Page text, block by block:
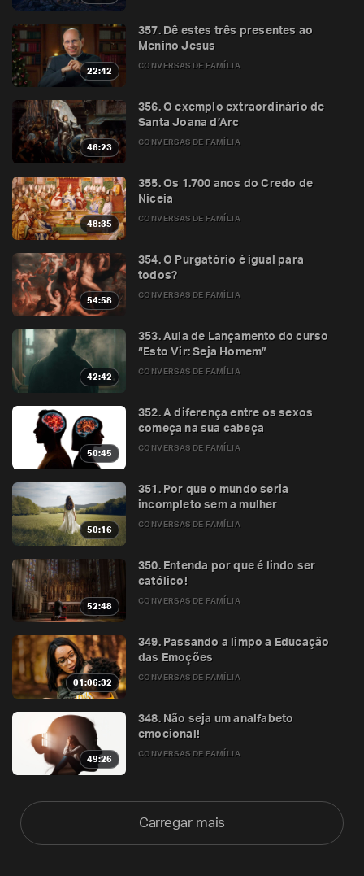
22:42
357. Dê estes três presentes ao
Menino Jesus
CONVERSAS DE FAMÍLIA
46:23
356. O exemplo extraordinário de
Santa Joana d’Arc
CONVERSAS DE FAMÍLIA
48:35
355. Os 1.700 anos do Credo de
Niceia
CONVERSAS DE FAMÍLIA
54:58
354. O Purgatório é igual para
todos?
CONVERSAS DE FAMÍLIA
42:42
353. Aula de Lançamento do curso
“Esto Vir: Seja Homem”
CONVERSAS DE FAMÍLIA
50:45
352. A diferença entre os sexos
começa na sua cabeça
CONVERSAS DE FAMÍLIA
50:16
351. Por que o mundo seria
incompleto sem a mulher
CONVERSAS DE FAMÍLIA
52:48
350. Entenda por que é lindo ser
católico!
CONVERSAS DE FAMÍLIA
01:06:32
349. Passando a limpo a Educação
das Emoções
CONVERSAS DE FAMÍLIA
49:26
348. Não seja um analfabeto
emocional!
CONVERSAS DE FAMÍLIA
Carregar mais